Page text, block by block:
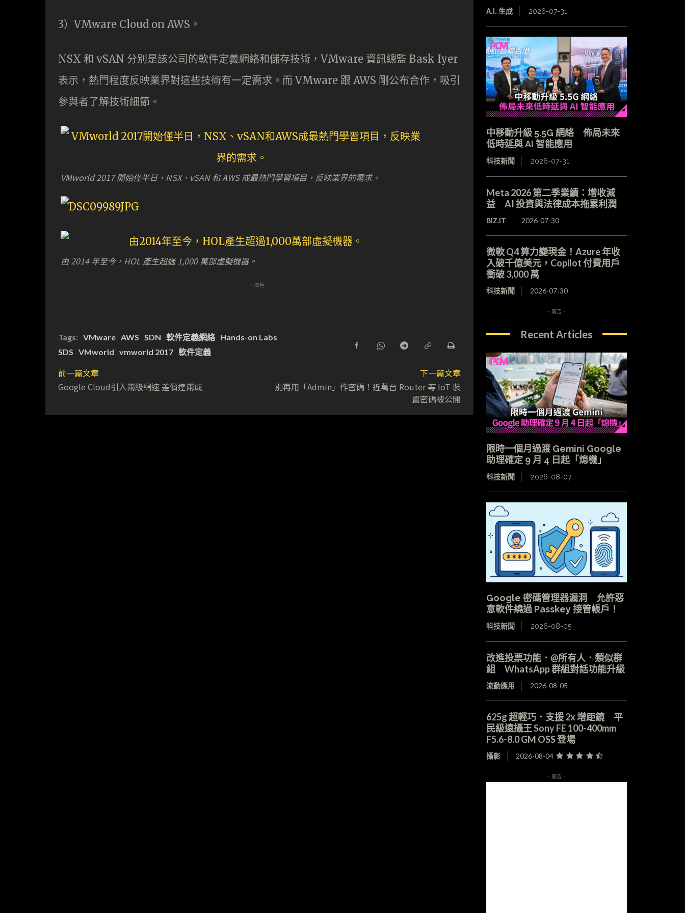
3）VMware Cloud on AWS。
NSX 和 vSAN 分別是該公司的軟件定義網絡和儲存技術，VMware 資訊總監 Bask Iyer
表示，熱門程度反映業界對這些技術有一定需求。而 VMware 跟 AWS 剛公布合作，吸引
參與者了解技術細節。
VMworld 2017 開始僅半日，NSX、vSAN 和 AWS 成最熱門學習項目，反映業界的需求。
由 2014 年至今，HOL 產生超過 1,000 萬部虛擬機器。
- 廣告 -
Tags: VMware AWS SDN 軟件定義網絡 Hands-on Labs
SDS VMworld vmworld 2017 軟件定義
前一篇文章
Google Cloud引入兩級網速 差價達兩成
下一篇文章
別再用「Admin」作密碼！近萬台 Router 等 IoT 裝
置密碼被公開
A.I. 生成 2026-07-31
中移動升級 5.5G 網絡 佈局未來
低時延與 AI 智能應用
科技新聞 2026-07-31
Meta 2026 第二季業績：增收減
益 AI 投資與法律成本拖累利潤
BIZ.IT 2026-07-30
微軟 Q4 算力變現金！Azure 年收
入破千億美元，Copilot 付費用戶
衝破 3,000 萬
科技新聞 2026-07-30
- 廣告 -
Recent Articles
限時一個月過渡 Gemini Google
助理確定 9 月 4 日起「熄機」
科技新聞 2026-08-07
Google 密碼管理器漏洞 允許惡
意軟件繞過 Passkey 接管帳戶！
科技新聞 2026-08-05
改進投票功能．@所有人．類似群
組 WhatsApp 群組對話功能升級
流動應用 2026-08-05
625g 超輕巧．支援 2x 增距鏡 平
民級遠攝王 Sony FE 100-400mm
F5.6-8.0 GM OSS 登場
攝影 2026-08-04
- 廣告 -